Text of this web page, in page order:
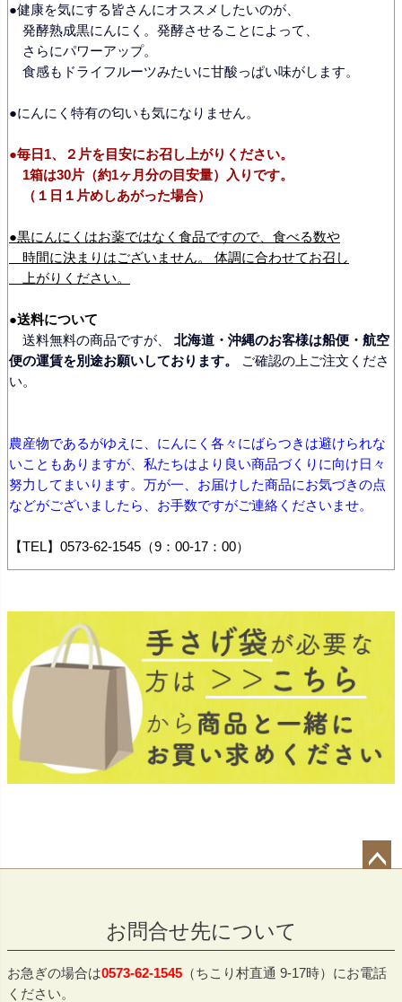
●健康を気にする皆さんにオススメしたいのが、
発酵熟成黒にんにく。発酵させることによって、
さらにパワーアップ。
食感もドライフルーツみたいに甘酸っぱい味がします。
●にんにく特有の匂いも気になりません。
●毎日1、２片を目安にお召し上がりください。
1箱は30片（約1ヶ月分の目安量）入りです。
（１日１片めしあがった場合）
●黒にんにくはお薬ではなく食品ですので、食べる数や
時間に決まりはございません。 体調に合わせてお召し
上がりください。
●送料について
送料無料の商品ですが、 北海道・沖縄のお客様は船便・航空
便の運賃を別途お願いしております。
ご確認の上ご注文くださ
い。
農産物であるがゆえに、にんにく各々にばらつきは避けられな
いこともありますが、私たちはより良い商品づくりに向け日々
努力してまいります。万が一、お届けした商品にお気づきの点
などがございましたら、お手数ですがご連絡くださいませ。
【TEL】0573-62-1545（9：00-17：00）
へ
お問合せ先について
お急ぎの場合は0573-62-1545 （ちこり村直通 9-17時）にお電話
ください。